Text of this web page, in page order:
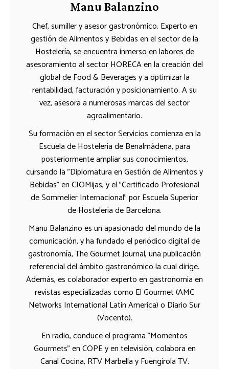
Manu Balanzino
Chef, sumiller y asesor gastronómico. Experto en
gestión de Alimentos y Bebidas en el sector de la
Hostelería, se encuentra inmerso en labores de
asesoramiento al sector HORECA en la creación del
global de Food & Beverages y a optimizar la
rentabilidad, facturación y posicionamiento. A su
vez, asesora a numerosas marcas del sector
agroalimentario.
Su formación en el sector Servicios comienza en la
Escuela de Hostelería de Benalmádena, para
posteriormente ampliar sus conocimientos,
cursando la "Diplomatura en Gestión de Alimentos y
Bebidas" en CIOMijas, y el "Certificado Profesional
de Sommelier Internacional" por Escuela Superior
de Hostelería de Barcelona.
Manu Balanzino es un apasionado del mundo de la
comunicación, y ha fundado el periódico digital de
gastronomía, The Gourmet Journal, una publicación
referencial del ámbito gastronómico la cual dirige.
Además, es colaborador experto en gastronomía en
revistas especializadas como El Gourmet (AMC
Networks International Latin America) o Diario Sur
(Vocento).
En radio, conduce el programa "Momentos
Gourmets" en COPE y en televisión, colabora en
Canal Cocina, RTV Marbella y Fuengirola TV.